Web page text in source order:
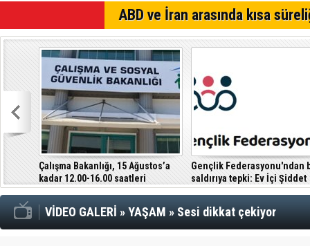
Yarından
Alagadi
ABD ve İran arasında kısa
Çalışma Bakanlığı, 15 Ağustos’a
kadar 12.00-16.00 saatleri
arasında güneş altında çalışmayı
yasakladı
Gençlik Federasyonu'ndan
saldırıya tepki: Ev İçi Şiddet
Yasası hayata geçirilmeli
VİDEO GALERİ »YAŞAM » Sesi dikkat çekiyor